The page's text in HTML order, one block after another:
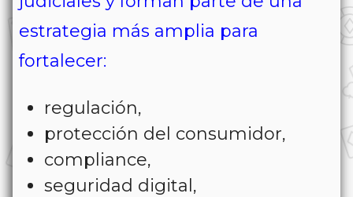
estrategia más amplia para
fortalecer:
regulación,
protección del consumidor,
compliance,
seguridad digital,